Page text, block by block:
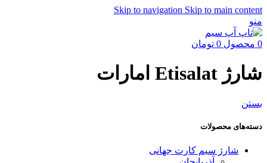
Skip to navigation Skip to main content
منو
0 محصول 0 تومان
شارژ Etisalat امارات
بستن
دسته‌های محصولات
شارژ سیم کارت جهانی